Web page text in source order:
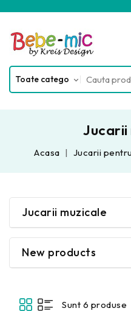
Jucarii
Acasa Jucarii
Jucarii muzicale
New products
Sunt 6 produse